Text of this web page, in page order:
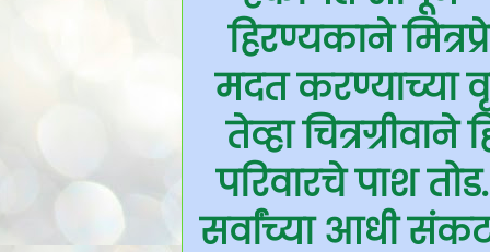
हिरण्यकाने
मदत करण्याच्या
तेव्हा
परिवारचे पाश
सर्वांच्या आधी